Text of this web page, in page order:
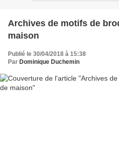
Archives de motifs de
maison
Publié le 30/04/2018 à 15:38
Par Dominique Duchemin